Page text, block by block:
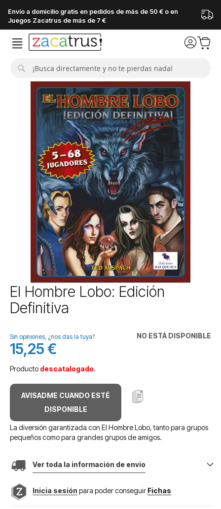
Envío a domicilio gratis en pedidos de más de 50 € o en
Juegos Zacatrus de más de 7 €
Buscar
imágenes
Saltar
al
comienzo
galería
de
imágenes
El Hombre Lobo: Edición
Definitiva
NO ESTÁ DISPONIBLE
Sin opiniones, ¿nos das la tuya?
15,25 €
Producto descatalogado.
AVISADME CUANDO ESTÉ
DISPONIBLE
La diversión garantizada con El Hombre Lobo, tanto para grupos
pequeños como para grandes grupos de amigos.
Ver toda la información de envio
Inicia sesión para poder conseguir Fichas